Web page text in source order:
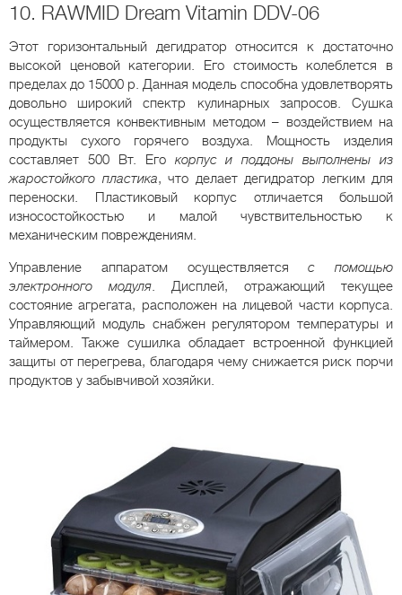
10. RAWMID Dream Vitamin DDV-06
Этот горизонтальный дегидратор относится к достаточно
высокой ценовой категории. Его стоимость колеблется в
пределах до 15000 р. Данная модель способна удовлетворять
довольно широкий спектр кулинарных запросов. Сушка
осуществляется конвективным методом – воздействием на
продукты сухого горячего воздуха. Мощность изделия
составляет 500 Вт. Его корпус и поддоны выполнены из
жаростойкого пластика, что делает дегидратор легким для
переноски. Пластиковый корпус отличается большой
износостойкостью и малой чувствительностью к
механическим повреждениям.
Управление аппаратом осуществляетсяс помощью
электронного модуля. Дисплей, отражающий текущее
состояние агрегата, расположен на лицевой части корпуса.
Управляющий модуль снабжен регулятором температуры и
таймером. Также сушилка обладает встроенной функцией
защиты от перегрева, благодаря чему снижается риск порчи
продуктов у забывчивой хозяйки.